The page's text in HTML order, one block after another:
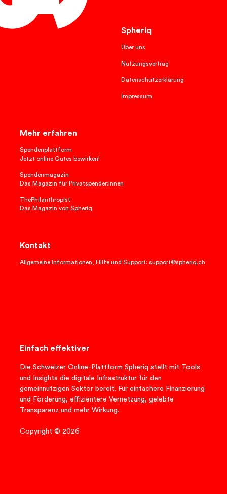
Spheriq
Über uns
Nutzungsvertrag
Datenschutzerklärung
Impressum
Mehr erfahren
Spendenplattform
Jetzt online Gutes bewirken!
Spendenmagazin
Das Magazin für Privatspender:innen
ThePhilanthropist
Das Magazin von Spheriq
Kontakt
Allgemeine Informationen, Hilfe und Support: support@spheriq.ch
Einfach effektiver
Die Schweizer Online-Plattform Spheriq stellt mit Tools
und Insights die digitale Infrastruktur für den
gemeinnützigen Sektor bereit. Für einfachere Finanzierung
und Förderung, effizientere Vernetzung, gelebte
Transparenz und mehr Wirkung.
Copyright © 2026